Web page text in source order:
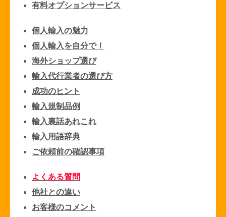
有料オプションサービス
個人輸入の魅力
個人輸入を自分で！
海外ショップ選び
輸入代行業者の選び方
成功のヒント
輸入規制品例
輸入裏話あれこれ
輸入用語辞典
ご依頼前の確認事項
よくある質問
他社との違い
お客様のコメント